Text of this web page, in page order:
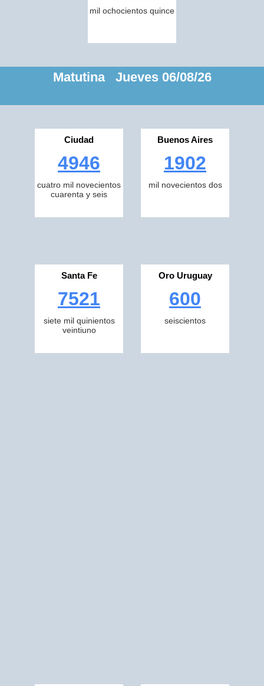
mil ochocientos quince
Matutina Jueves 06/08/26
Ciudad
4946
cuatro mil novecientos
cuarenta y seis
Buenos Aires
1902
mil novecientos dos
Santa Fe
7521
siete mil quinientos
veintiuno
Oro Uruguay
600
seiscientos